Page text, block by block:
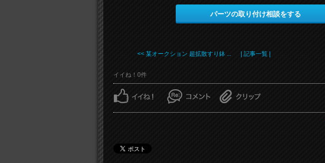
パーツの取り付け相談をする
<< 某オークション 超拡散すり鉢 ... | 記事一覧 |
イイね！0件